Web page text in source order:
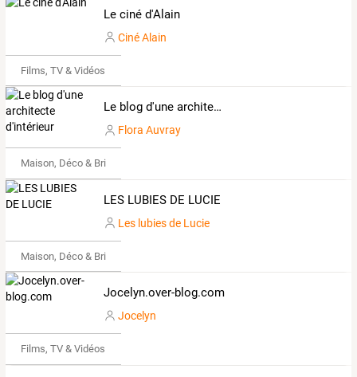
Le ciné d'Alain
Ciné Alain
Films, TV & Vidéos
Le blog d'une architecte d'intérieur
Flora Auvray
Maison, Déco & Bricolage
LES LUBIES DE LUCIE
Les lubies de Lucie
Maison, Déco & Bricolage
Jocelyn.over-blog.com
Jocelyn
Films, TV & Vidéos